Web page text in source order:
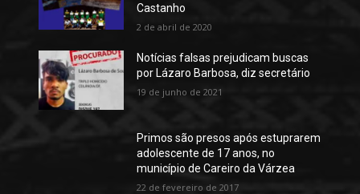
Castanho
2 de abril de 2020
Notícias falsas prejudicam buscas
por Lázaro Barbosa, diz secretário
19 de junho de 2021
Primos são presos após estuprarem
adolescente de 17 anos, no
município de Careiro da Várzea
22 de fevereiro de 2017